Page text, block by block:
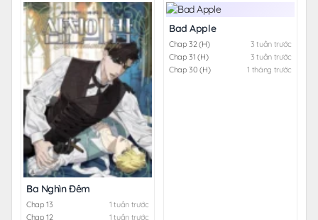
Ba Nghìn Đêm
Chap 13
1 tuần trước
Chap 12
1 tuần trước
Bad Apple
Chap 32 (H)
3 tuần trước
Chap 31 (H)
3 tuần trước
Chap 30 (H)
1 tháng trước